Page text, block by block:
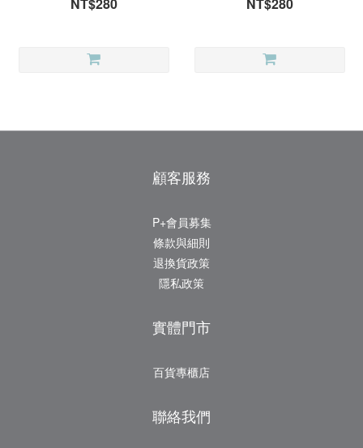
顧客服務
P+會員募集
條款與細則
退換貨政策
隱私政策
實體門市
百貨專櫃店
聯絡我們